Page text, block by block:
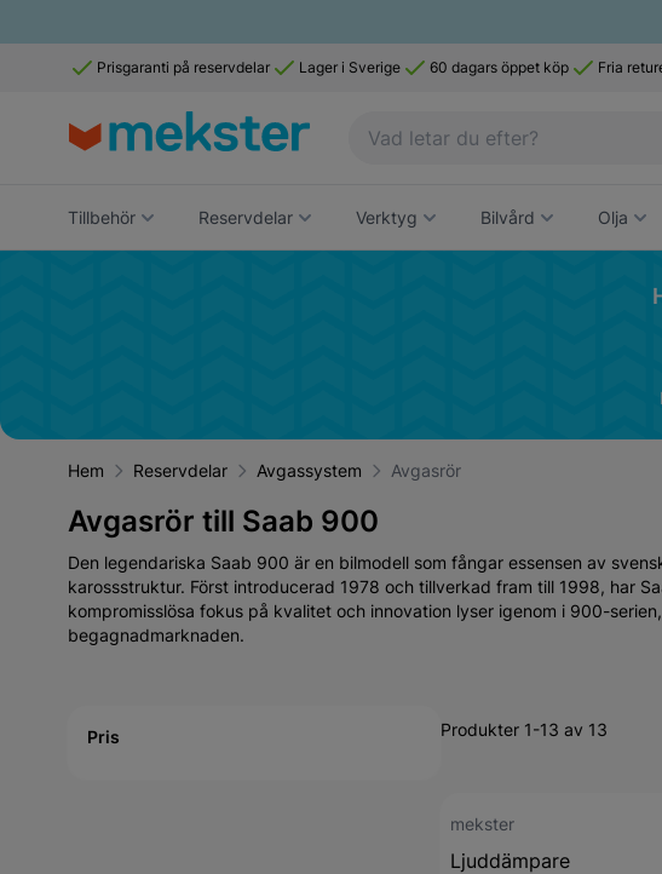
Prisgaranti på reservdelar Lager i Sverige 60 dagars öppet köp Fria
Tillbehör Reservdelar Verktyg Bilvård Olja
Hem Reservdelar Avgassystem Avgasrör
Avgasrör till Saab 900
Den legendariska Saab 900 är en bilmodell som fångar essensen av
karossstruktur. Först introducerad 1978 och tillverkad fram till 1998, har
kompromisslösa fokus på kvalitet och innovation lyser igenom i 900-
begagnadmarknaden.
Pris Produkter 1-13 av 13
mekster
Ljuddämpare